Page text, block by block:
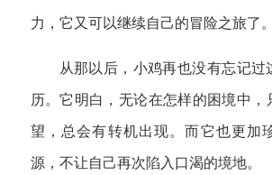
力，它又可以继续自己的冒险之旅了。
从那以后，小鸡再也没有忘记过
历。它明白，无论在怎样的困境中，
望，总会有转机出现。而它也更加
源，不让自己再次陷入口渴的境地。